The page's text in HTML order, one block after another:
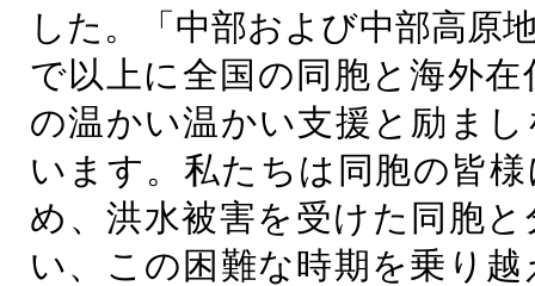
した。「中部および中部高原
で以上に全国の同胞と海外
の温かい温かい支援と励ま
います。私たちは同胞の皆
め、洪水被害を受けた同胞
い、この困難な時期を乗り